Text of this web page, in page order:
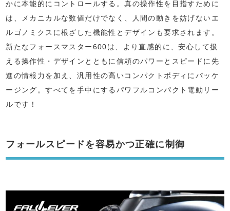
かに本能的にコントロールする。真の操作性を目指すために
は、メカニカルな数値だけでなく、人間の動きを妨げないエ
ルゴノミクスに根ざした機能性とデザインも要求されます。
新たなフォースマスター600は、より直感的に、安心して扱
える操作性・デザインとともに信頼のパワーとスピードに先
進の情報力を加え、汎用性の高いコンパクトボディにパッケ
ージング。すべてを手中にするパワフルコンパクト電動リー
ルです！
フォールスピードを容易かつ正確に制御